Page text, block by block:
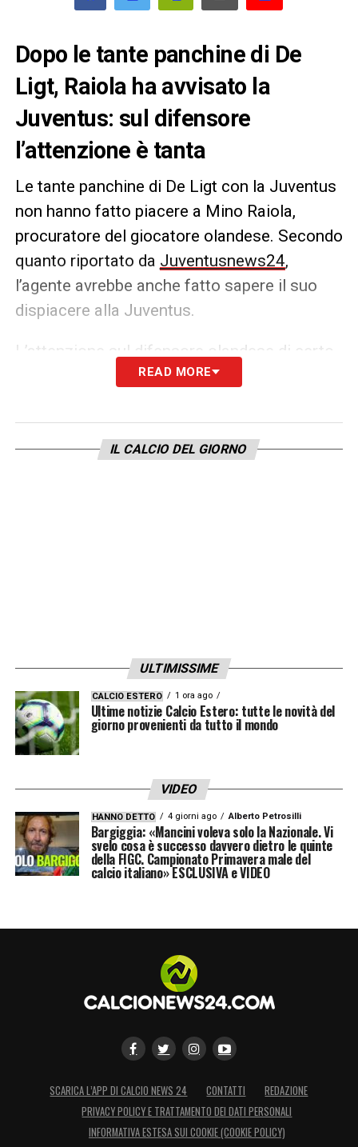
Dopo le tante panchine di De
Ligt, Raiola ha avvisato la
Juventus: sul difensore
l’attenzione è tanta
Le tante panchine di De Ligt con la Juventus
non hanno fatto piacere a Mino Raiola,
procuratore del giocatore olandese. Secondo
quanto riportato da Juventusnews24,
l’agente avrebbe anche fatto sapere il suo
dispiacere alla Juventus.
L’attenzione sul difensore olandese di certo
non manca e se dovesse continuare a
divampare.
READ MORE
IL CALCIO DEL GIORNO
ULTIMISSIME
CALCIO ESTERO 1 ora ago
Ultime notizie Calcio Estero: tutte le novità del
giorno provenienti da tutto il mondo
VIDEO
HANNO DETTO 4 giorni ago Alberto Petrosilli
Bargiggia: «Mancini voleva solo la Nazionale. Vi
svelo cosa è successo davvero dietro le quinte
della FIGC. Campionato Primavera male del
calcio italiano» ESCLUSIVA e VIDEO
SCARICA L’APP DI CALCIO NEWS 24 CONTATTI
REDAZIONE
PRIVACY POLICY E TRATTAMENTO DEI DATI PERSONALI
INFORMATIVA ESTESA SUI COOKIE (COOKIE POLICY)